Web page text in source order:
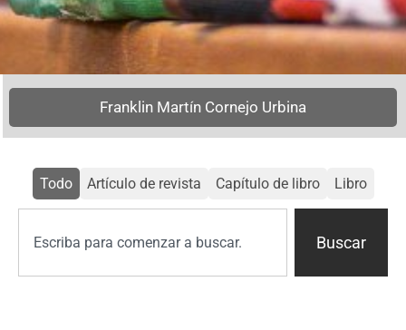
Franklin Martín Cornejo Urbina
Artículo de revista Capítulo de libro Libro
Todo
Buscar